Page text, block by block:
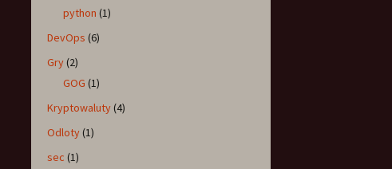
python (1)
DevOps (6)
Gry(2)
GOG (1)
Kryptowaluty(4)
Odloty(1)
sec (1)